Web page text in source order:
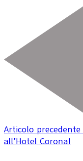
Articolo precedente
all’Hotel Corona!